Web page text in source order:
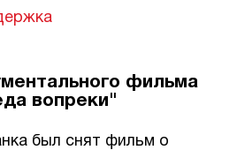
фильма
вопреки"
был снят фильм о